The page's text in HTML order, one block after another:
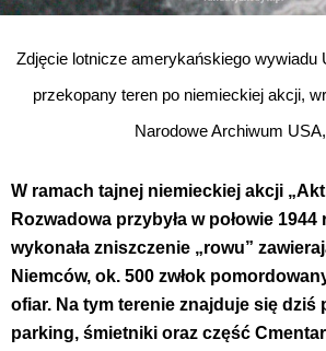
Zdjęcie lotnicze amerykańskiego wywiadu
przekopany teren po niemieckiej akcji,
Narodowe Archiwum
W ramach tajnej niemieckiej akcji
Rozwadowa przybyła w połowie
wykonała zniszczenie „rowu”
Niemców, ok. 500 zwłok
ofiar. Na tym terenie znajduje się dziś
parking, śmietniki oraz część